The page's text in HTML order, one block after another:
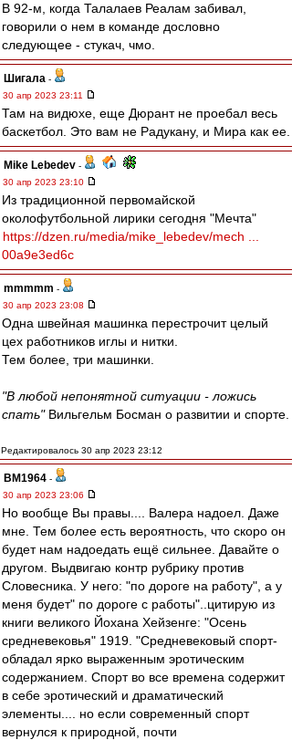
В 92-м, когда Талалаев Реалам забивал,
говорили о нем в команде дословно
следующее - стукач, чмо.
Шигала -
30 апр 2023 23:11
Там на видюхе, еще Дюрант не проебал весь
баскетбол. Это вам не Радукану, и Мира как ее.
Mike Lebedev -
30 апр 2023 23:10
Из традиционной первомайской
околофутбольной лирики сегодня "Мечта"
https://dzen.ru/media/mike_lebedev/mech ...
00a9e3ed6c
mmmmm -
30 апр 2023 23:08
Одна швейная машинка перестрочит целый
цех работников иглы и нитки.
Тем более, три машинки.
"В любой непонятной ситуации - ложись
спать"Вильгельм Босман о развитии и спорте.
Редактировалось 30 апр 2023 23:12
BM1964 -
30 апр 2023 23:06
Но вообще Вы правы.... Валера надоел. Даже
мне. Тем более есть вероятность, что скоро он
будет нам надоедать ещё сильнее. Давайте о
другом. Выдвигаю контр рубрику против
Словесника. У него: "по дороге на работу", а у
меня будет" по дороге с работы"..цитирую из
книги великого Йохана Хейзенге: "Осень
средневековья" 1919. "Средневековый спорт-
обладал ярко выраженным эротическим
содержанием. Спорт во все времена содержит
в себе эротический и драматический
элементы.... но если современный спорт
вернулся к природной, почти